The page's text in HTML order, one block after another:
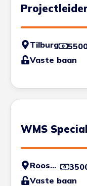
Tilburg
Vaste baan
WMS
Engineer
Roosendaal
Vaste baan